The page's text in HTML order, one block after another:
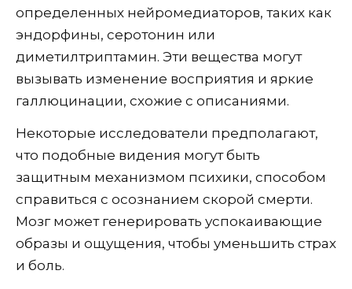
определенных нейромедиаторов, таких как
эндорфины, серотонин или
диметилтриптамин. Эти вещества могут
вызывать изменение восприятия и яркие
галлюцинации, схожие с описаниями.
Некоторые исследователи предполагают,
что подобные видения могут быть
защитным механизмом психики, способом
справиться с осознанием скорой смерти.
Мозг может генерировать успокаивающие
образы и ощущения, чтобы уменьшить страх
и боль.